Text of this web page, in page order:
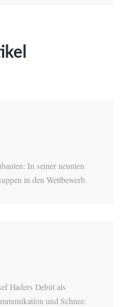
In seiner neunten
in den Wettbewerb.
Haders Debüt als
und Schnee.